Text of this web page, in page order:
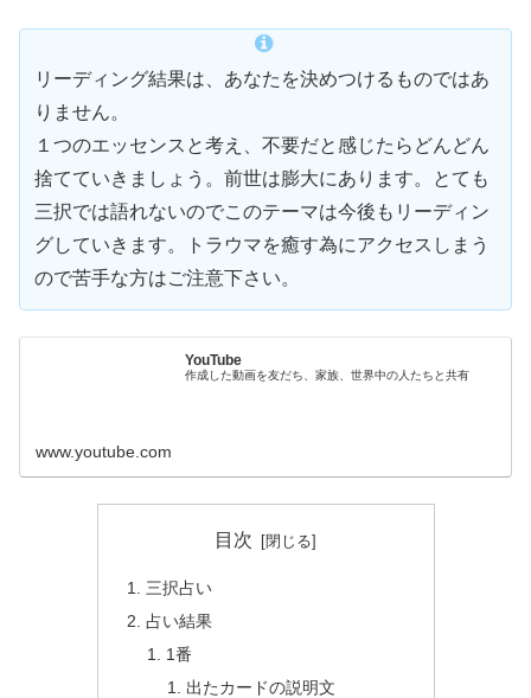
リーディング結果は、あなたを決めつけるものではあ
り ません。
１つのエッセンスと考え、不要だと感じたらどんどん
捨てていきま しょう。前世は膨大にあります。とても
三択では語れないのでこのテーマは今後もリーディン
グしていきます。トラウマを癒す為にアクセスしまう
ので苦手な方はご注意下さい。
YouTube
作成した動画を友だち、家族、世界中の人たちと共有
www.youtube.com
目次
三択占い
占い結果
1番
出たカードの説明文